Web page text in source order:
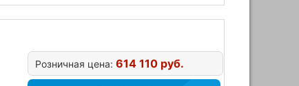
Розничная цена: 614 110 руб.